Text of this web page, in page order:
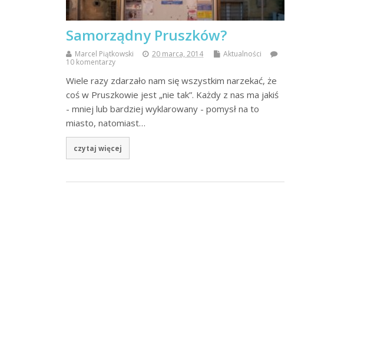
Samorządny Pruszków?
Marcel Piątkowski 20 marca, 2014
Aktualności
10 komentarzy
Wiele razy zdarzało nam się wszystkim narzekać, że
coś w Pruszkowie jest „nie tak”. Każdy z nas ma jakiś
- mniej lub bardziej wyklarowany - pomysł na to
miasto, natomiast…
czytaj więcej